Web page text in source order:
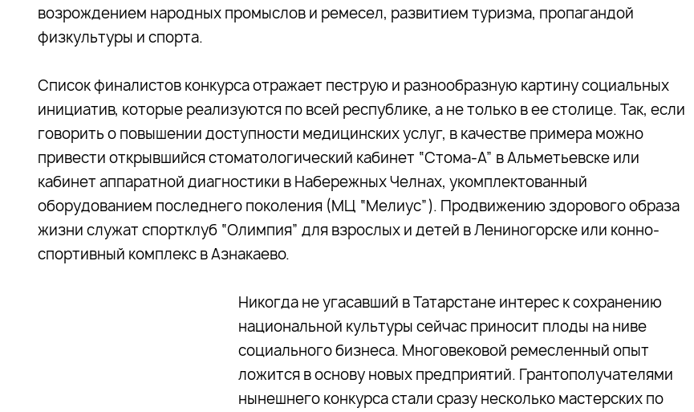
возрождением народных промыслов и ремесел, развитием туризма, пропагандой
физкультуры и спорта.
Список финалистов конкурса отражает пеструю и разнообразную картину социальных
инициатив, которые реализуются по всей республике, а не только в ее столице. Так, если
говорить о повышении доступности медицинских услуг, в качестве примера можно
привести открывшийся стоматологический кабинет “Стома-А” в Альметьевске или
кабинет аппаратной диагностики в Набережных Челнах, укомплектованный
оборудованием последнего поколения (МЦ “Мелиус”). Продвижению здорового образа
жизни служат спортклуб “Олимпия” для взрослых и детей в Лениногорске или конно-
спортивный комплекс в Азнакаево.
Никогда не угасавший в Татарстане интерес к сохранению
национальной культуры сейчас приносит плоды на ниве
социального бизнеса. Многовековой ремесленный опыт
ложится в основу новых предприятий. Грантополучателями
нынешнего конкурса стали сразу несколько мастерских по